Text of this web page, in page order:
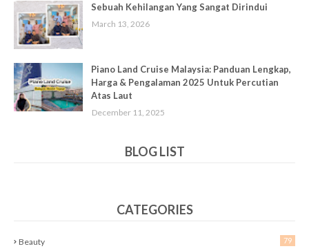
Sebuah Kehilangan Yang Sangat Dirindui
March 13, 2026
Piano Land Cruise Malaysia: Panduan Lengkap,
Harga & Pengalaman 2025 Untuk Percutian
Atas Laut
December 11, 2025
BLOG LIST
CATEGORIES
Beauty 79